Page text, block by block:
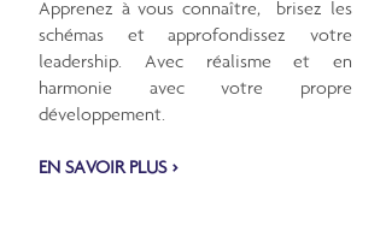
Apprenez à vous connaître, brisez les
schémas et approfondissez votre
leadership. Avec réalisme et en
harmonie avec votre propre
développement.
EN SAVOIR PLUS >